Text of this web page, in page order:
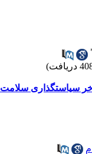
سیاستگذاری سلامت: